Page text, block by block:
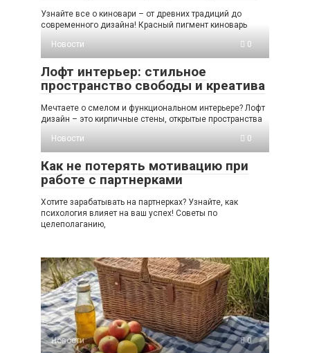
Узнайте все о киновари – от древних традиций до
современного дизайна! Красный пигмент киноварь
Новости
0
Лофт интерьер: стильное
пространство свободы и креатива
Мечтаете о смелом и функциональном интерьере? Лофт
дизайн – это кирпичные стены, открытые пространства
Новости
0
Как не потерять мотивацию при
работе с партнерками
Хотите зарабатывать на партнерках? Узнайте, как
психология влияет на ваш успех! Советы по
целеполаганию,
Новости 0